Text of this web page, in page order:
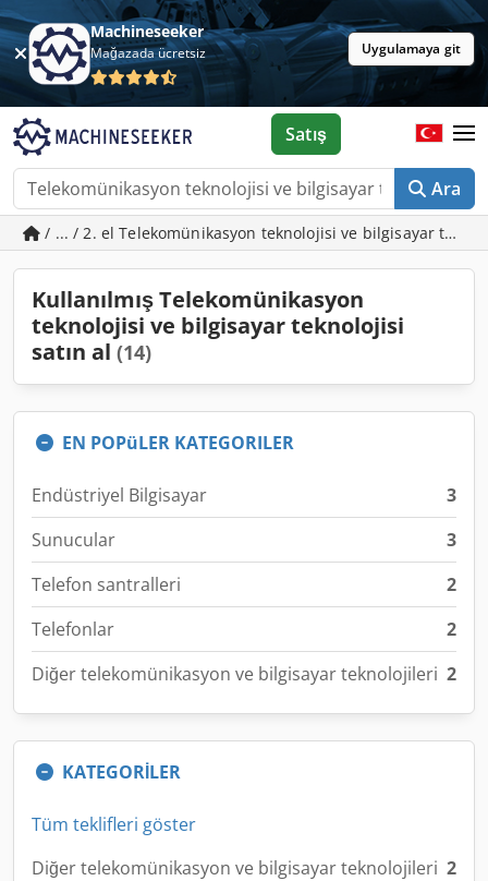
Machineseeker
Mağazada ücretsiz Uygulamaya git
Ara
Satış
/ ... / 2. el Telekomünikasyon teknolojisi ve bilgisayar
Kullanılmış Telekomünikasyon
teknolojisi ve bilgisayar teknolojisi
satın al (14)
EN POPüLER KATEGORILER
Endüstriyel Bilgisayar
3
Sunucular
3
Telefon santralleri
2
Telefonlar
2
Diğer telekomünikasyon ve bilgisayar teknolojileri 2
KATEGORİLER
Tüm teklifleri göster
Diğer telekomünikasyon ve bilgisayar teknolojileri 2